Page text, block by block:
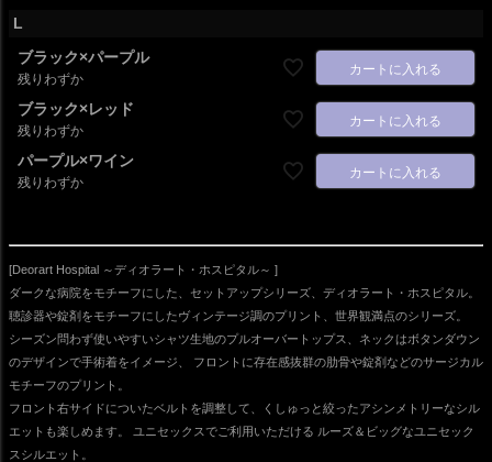
L
ブラック×パープル
残りわずか
カートに入れる
ブラック×レッド
残りわずか
カートに入れる
パープル×ワイン
残りわずか
カートに入れる
[Deorart Hospital ～ディオラート・ホスピタル～ ]
ダークな病院をモチーフにした、セットアップシリーズ、ディオラート・ホスピタル。
聴診器や錠剤をモチーフにしたヴィンテージ調のプリント、世界観満点のシリーズ。
シーズン問わず使いやすいシャツ生地のプルオーバートップス、ネックはボタンダウン
のデザインで手術着をイメージ、 フロントに存在感抜群の肋骨や錠剤などのサージカル
モチーフのプリント。
フロント右サイドについたベルトを調整して、くしゅっと絞ったアシンメトリーなシル
エットも楽しめます。 ユニセックスでご利用いただける ルーズ＆ビッグなユニセック
スシルエット。